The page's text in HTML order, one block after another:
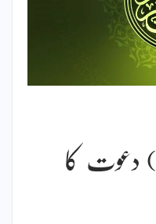
مضامین قرآن (36) دعوت کا